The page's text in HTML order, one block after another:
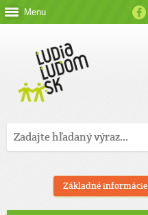
Menu
Základné informácie